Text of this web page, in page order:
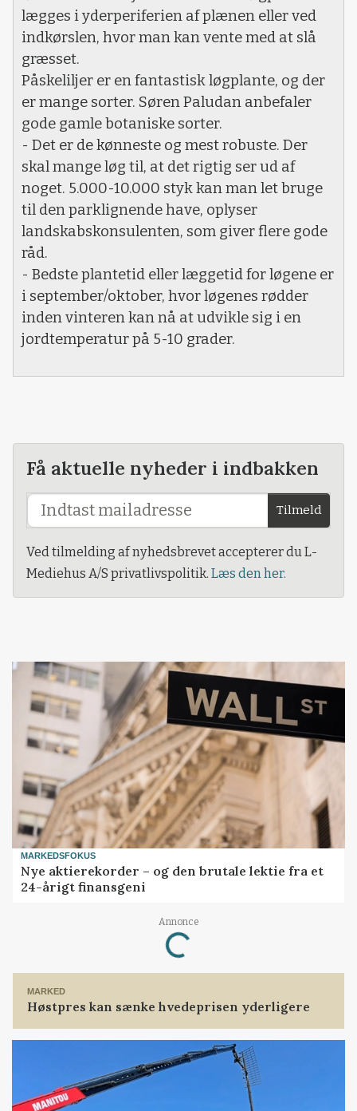
lægges i yderperiferien af plænen eller ved
indkørslen, hvor man kan vente med at slå
græsset.
Påskeliljer er en fantastisk løgplante, og der
er mange sorter. Søren Paludan anbefaler
gode gamle botaniske sorter.
- Det er de kønneste og mest robuste. Der
skal mange løg til, at det rigtig ser ud af
noget. 5.000-10.000 styk kan man let bruge
til den parklignende have, oplyser
landskabskonsulenten, som giver flere gode
råd.
- Bedste plantetid eller læggetid for løgene er
i september/oktober, hvor løgenes rødder
inden vinteren kan nå at udvikle sig i en
jordtemperatur på 5-10 grader.
Få aktuelle nyheder i indbakken
Tilmeld
Ved tilmelding af nyhedsbrevet accepterer du L-
Mediehus A/S privatlivspolitik. Læs den her.
MARKEDSFOKUS
Nye aktierekorder – og den brutale lektie fra et
24-årigt finansgeni
Annonce
Loading...
MARKED
Høstpres kan sænke hvedeprisen yderligere